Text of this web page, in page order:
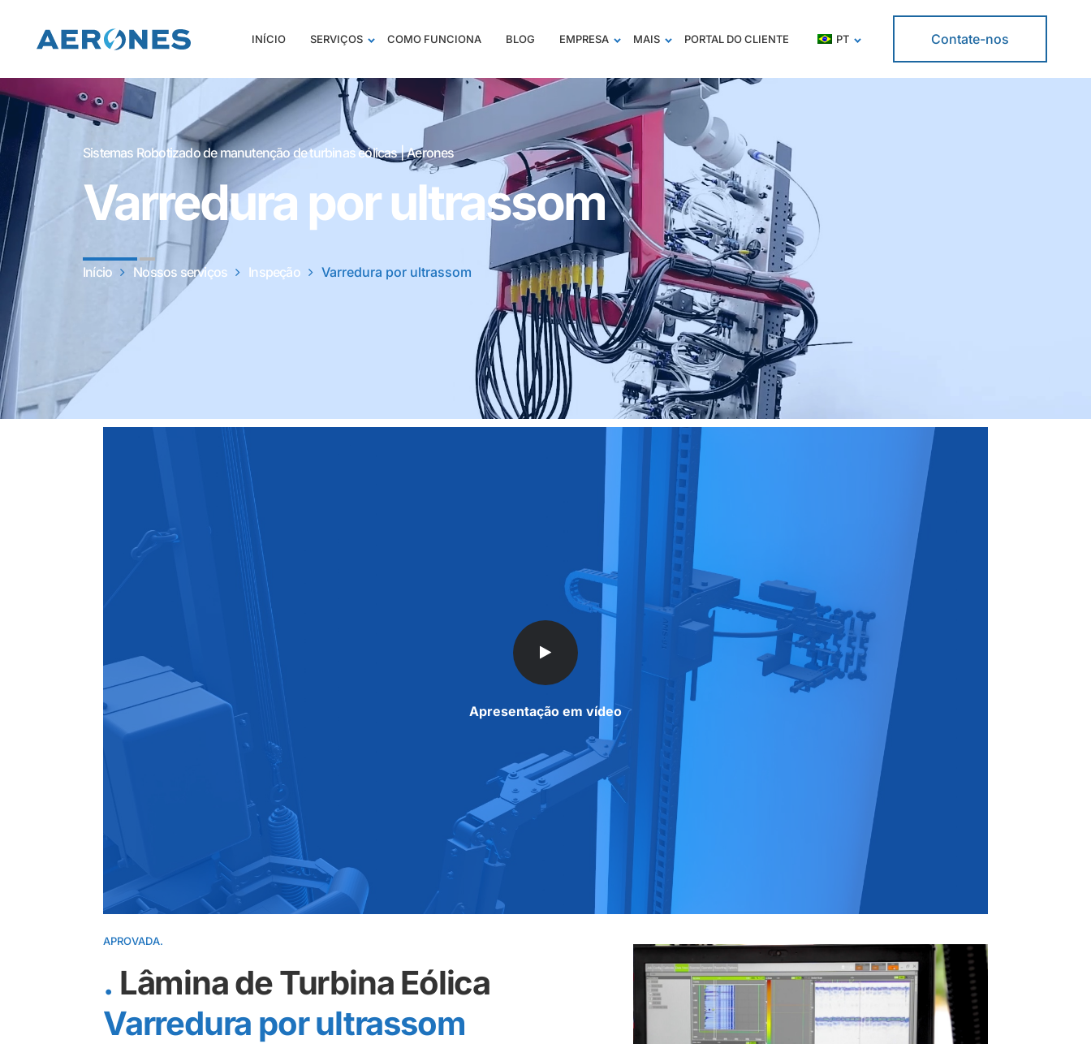
INÍCIO SERVIÇOS COMO FUNCIONA BLOG EMPRESA MAIS PORTAL DO CLIENTE PT Contate-nos
Sistemas Robotizado de manutenção de turbinas eólicas | Aerones
Varredura por ultrassom
Início Nossos serviços Inspeção Varredura por ultrassom
Apresentação em vídeo
APROVADA.
Lâmina de Turbina Eólica
Varredura por ultrassom